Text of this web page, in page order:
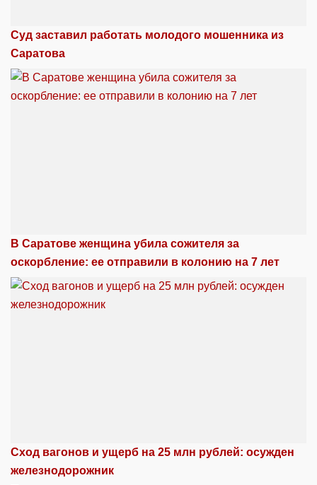
Суд заставил работать молодого мошенника из
Саратова
В Саратове женщина убила сожителя за
оскорбление: ее отправили в колонию на 7 лет
Сход вагонов и ущерб на 25 млн рублей: осужден
железнодорожник